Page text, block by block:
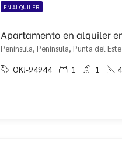
EN ALQUILER
Apartamento en alquiler
Península, Península, Punta del Este
OK!-94944 1 1